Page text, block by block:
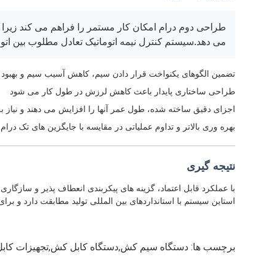
طراحی دوم درام امکان کار مستمر را فراهم می کند
می دهد.سیستم کنترل نیمه اتوماتیک تعادل مطلوب بین
تضمین الگوهای یکنواخت قرار دادن سیم، کاهش آسیب سیم و
طراحی ساختاری پایدار باعث کاهش لرزش در طول کار می شود
اجزای دقیق ساخته شده، طول عمر آنها را افزایش می دهند و نیاز
بهره وری بالاتر و تداوم عملیاتی در مقایسه با جایگزین های تک درام
نتیجه گیری
با عملکرد قابل اعتماد، گزینه های پیکربندی انعطاف پذیر و
استاین سیستم با استانداردهای بین المللی تولید مطابقت دارد و
برچسب ها: دستگاه سیم کش,دستگاه کابل کش,تجهیزات